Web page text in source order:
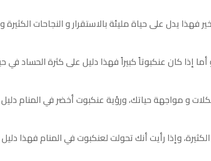
يدل على حياة مليئة بالاستقرار و النجاحات الكثيرة و
كان عنكبوتاً كبيراً فهذا دليل على كثرة الحساد في
و مواجهة حياتك، ورؤية عنكبوت أخضر في المنام دليل
وإذا رأيت أنك تحولت لعنكبوت في المنام فهذا